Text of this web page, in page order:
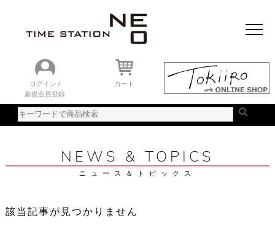
ログイン /
新規会員登録
カート
NEWS & TOPICS
ニュース＆トピックス
該当記事が見つかりません
おすすめアイテム
ニュース＆トピック
時計を探す
ランキング
ご利用ガイド